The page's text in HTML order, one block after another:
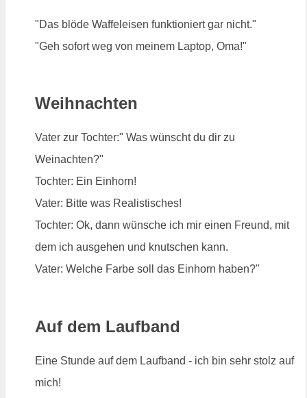
"Das blöde Waffeleisen funktioniert gar nicht."
"Geh sofort weg von meinem Laptop, Oma!"
Weihnachten
Vater zur Tochter:" Was wünscht du dir zu
Weinachten?"
Tochter: Ein Einhorn!
Vater: Bitte was Realistisches!
Tochter: Ok, dann wünsche ich mir einen Freund, mit
dem ich ausgehen und knutschen kann.
Vater: Welche Farbe soll das Einhorn haben?"
Auf dem Laufband
Eine Stunde auf dem Laufband - ich bin sehr stolz auf
mich!